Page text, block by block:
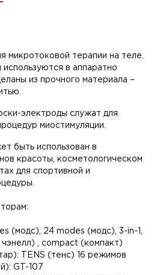
микротоковой терапии на теле.
в аппаратно
из прочного материала –
электроды служат для
миостимуляции.
быть использован в
красоты, косметологическом
для спортивной и
(модс), 24 modes (модс), 3-in-1,
чэнелл) , compact (компакт)
TENS (тенс) 16 режимов
GT-107